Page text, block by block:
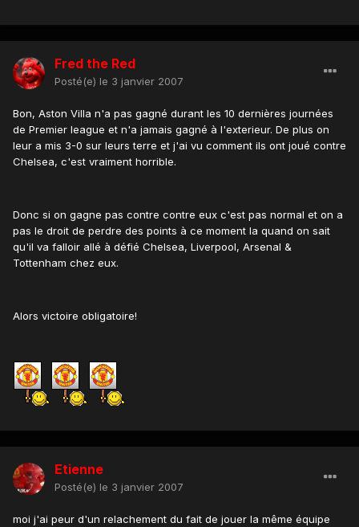
Fred the Red
Posté(e) le 3 janvier 2007
Bon, Aston Villa n'a pas gagné durant les 10 dernières journées
de Premier league et n'a jamais gagné à l'exterieur. De plus on
leur a mis 3-0 sur leurs terre et j'ai vu comment ils ont joué contre
Chelsea, c'est vraiment horrible.
Donc si on gagne pas contre contre eux c'est pas normal et on a
pas le droit de perdre des points à ce moment la quand on sait
qu'il va falloir allé à défié Chelsea, Liverpool, Arsenal &
Tottenham chez eux.
Alors victoire obligatoire!
Etienne
Posté(e) le 3 janvier 2007
moi j'ai peur d'un relachement du fait de jouer la même équipe